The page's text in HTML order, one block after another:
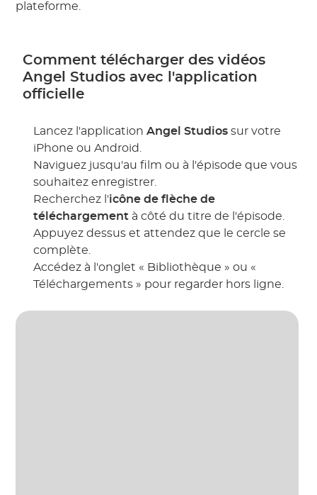
plateforme.
Comment télécharger des vidéos
Angel Studios avec l'application
officielle
Lancez l'applicationAngel Studios sur votre
iPhone ou Android.
Naviguez jusqu'au film ou à l'épisode que vous
souhaitez enregistrer.
Recherchez l'icône de flèche de
téléchargement à côté du titre de l'épisode.
Appuyez dessus et attendez que le cercle se
complète.
Accédez à l'onglet « Bibliothèque » ou «
Téléchargements » pour regarder hors ligne.